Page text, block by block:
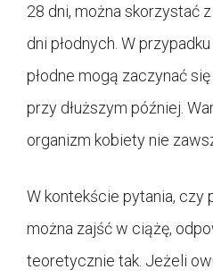
28 dni, można skorzystać
dni płodnych. W
płodne mogą zaczynać
przy dłuższym później.
organizm kobiety nie
W kontekście pytania, czy
można zajść w ciążę,
teoretycznie tak. Jeżeli